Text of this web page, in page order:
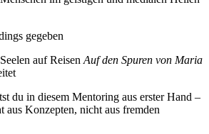
gegeben
auf Reisen Auf den Spuren von Maria
du in diesem Mentoring aus erster Hand –
aus Konzepten, nicht aus fremden